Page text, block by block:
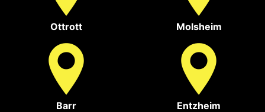
Ottrott Molsheim
Barr Entzheim